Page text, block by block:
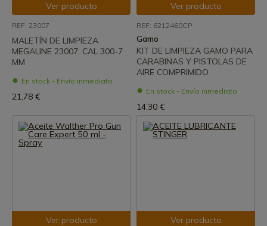
Ver producto
REF: 23007
MALETÍN DE LIMPIEZA
MEGALINE 23007. CAL 300-7
MM
En stock - Envío inmediato
21,78 €
Ver producto
REF: 6212460CP
Gamo
KIT DE LIMPIEZA GAMO PARA
CARABINAS Y PISTOLAS DE
AIRE COMPRIMIDO
En stock - Envío inmediato
14,30 €
Ver producto Ver producto